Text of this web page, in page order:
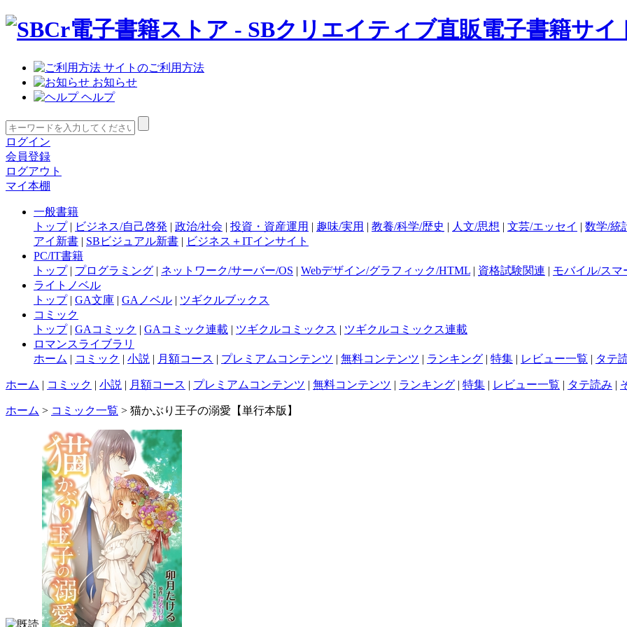
サイトのご利用方法
お知らせ
ヘルプ
ログイン
会員登録
ログアウト
マイ本棚
一般書籍
トップ| ビジネス/自己啓発 | 政治/社会 | 投資・資産運用 | 趣味/実用 | 教養/科学/歴史 | 人文/思想 | 文芸/エッセイ | 数学/統
アイ新書 | SBビジュアル新書 | ビジネス＋ITインサイト
PC/IT書籍
トップ| プログラミング | ネットワーク/サーバー/OS | Webデザイン/グラフィック/HTML | 資格試験関連 | モバイル/スマ
ライトノベル
トップ| GA文庫 | GAノベル | ツギクルブックス
コミック
トップ| GAコミック | GAコミック連載 | ツギクルコミックス | ツギクルコミックス連載
ロマンスライブラリ
ホーム | コミック | 小説 | 月額コース | プレミアムコンテンツ | 無料コンテンツ | ランキング | 特集 | レビュー一覧 | タテ
ホーム | コミック | 小説 | 月額コース | プレミアムコンテンツ | 無料コンテンツ | ランキング | 特集 | レビュー一覧 | タテ読み |
ホーム > コミック一覧 > 猫かぶり王子の溺愛【単行本版】